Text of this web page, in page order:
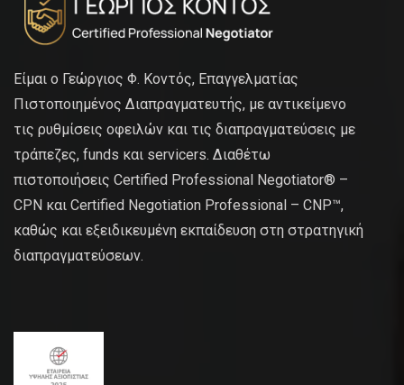
Είμαι ο Γεώργιος Φ. Κοντός, Επαγγελματίας
Πιστοποιημένος Διαπραγματευτής, με αντικείμενο
τις ρυθμίσεις οφειλών και τις διαπραγματεύσεις με
τράπεζες, funds και servicers. Διαθέτω
πιστοποιήσεις Certified Professional Negotiator® –
CPN και Certified Negotiation Professional – CNP™,
καθώς και εξειδικευμένη εκπαίδευση στη στρατηγική
διαπραγματεύσεων.